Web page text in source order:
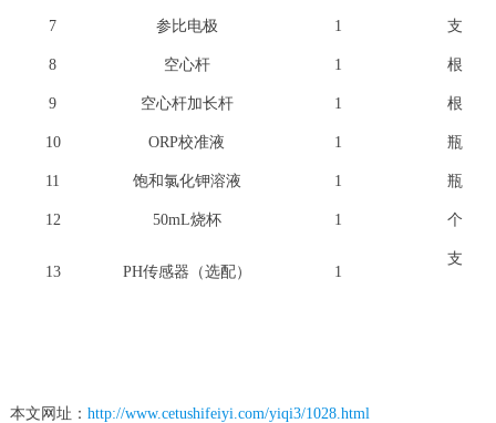
7 参比电极 1 支
8 空心杆 1 根
9 空心杆加长杆 1 根
10 ORP校准液 1 瓶
11 饱和氯化钾溶液 1 瓶
12 50mL烧杯 1 个
13 PH传感器（选配） 1
支
本文网址： http://www.cetushifeiyi.com/yiqi3/1028.html